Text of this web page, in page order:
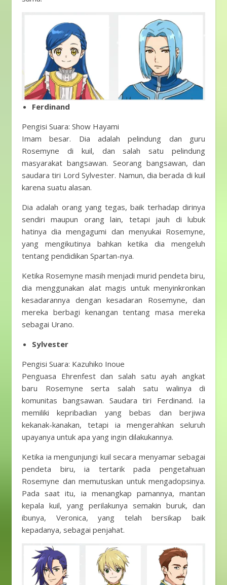
Ferdinand
Pengisi Suara: Show Hayami
Imam besar. Dia adalah pelindung dan guru
Rosemyne ​​di kuil, dan salah satu pelindung
masyarakat bangsawan. Seorang bangsawan, dan
saudara tiri Lord Sylvester. Namun, dia berada di kuil
karena suatu alasan.
Dia adalah orang yang tegas, baik terhadap dirinya
sendiri maupun orang lain, tetapi jauh di lubuk
hatinya dia mengagumi dan menyukai Rosemyne,
yang mengikutinya bahkan ketika dia mengeluh
tentang pendidikan Spartan-nya.
Ketika Rosemyne ​​masih menjadi murid pendeta biru,
dia menggunakan alat magis untuk menyinkronkan
kesadarannya dengan kesadaran Rosemyne, dan
mereka berbagi kenangan tentang masa mereka
sebagai Urano.
Sylvester
Pengisi Suara: Kazuhiko Inoue
Penguasa Ehrenfest dan salah satu ayah angkat
baru Rosemyne ​​serta salah satu walinya di
komunitas bangsawan. Saudara tiri Ferdinand. Ia
memiliki kepribadian yang bebas dan berjiwa
kekanak-kanakan, tetapi ia mengerahkan seluruh
upayanya untuk apa yang ingin dilakukannya.
Ketika ia mengunjungi kuil secara menyamar sebagai
pendeta biru, ia tertarik pada pengetahuan
Rosemyne ​​dan memutuskan untuk mengadopsinya.
Pada saat itu, ia menangkap pamannya, mantan
kepala kuil, yang perilakunya semakin buruk, dan
ibunya, Veronica, yang telah bersikap baik
kepadanya, sebagai penjahat.